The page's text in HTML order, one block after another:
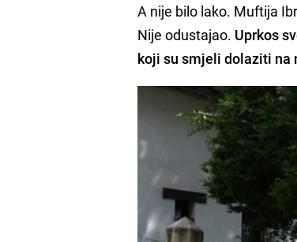
A nije bilo lako. Muftija
Nije odustajao. Uprkos
koji su smjeli dolaziti na